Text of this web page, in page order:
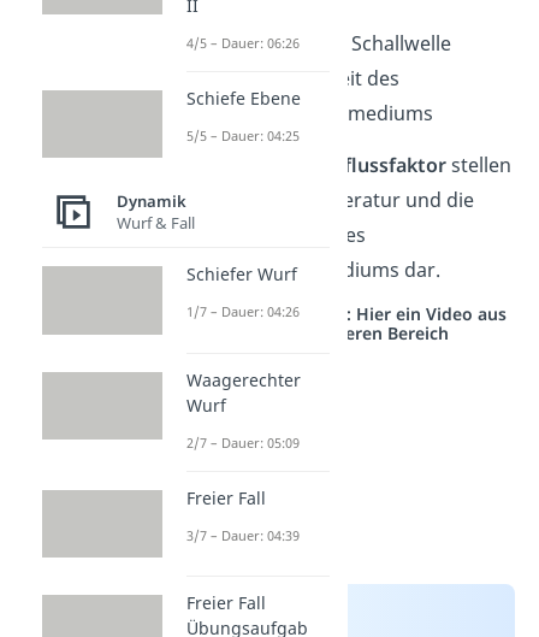
Frequenz der Schallwelle
Beschaffenheit des
Ausbreitungsmediums
größten Einflussfaktorstellen
hierbei die Temperatur und die
Beschaffenheit des
Ausbreitungsmediums dar.
Studyflix vernetzt: Hier ein Video aus
einem anderen Bereich
II
4/5 – Dauer: 06:26
Schiefe Ebene
5/5 – Dauer: 04:25
Dynamik
Wurf & Fall
Schiefer Wurf
1/7 – Dauer: 04:26
Waagerechter
Wurf
2/7 – Dauer: 05:09
Freier Fall
3/7 – Dauer: 04:39
Freier Fall
Übungsaufgab